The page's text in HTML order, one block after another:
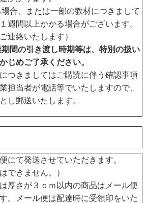
場合、または一部の教材につきまして
週間以上かかる場合がございます。
連絡いたします）
間の引き渡し時期等は、特別の扱い
じめご了承ください。
つきましてはご購読に伴う確認事項
担当者が電話等でいたしますので、
し郵送いたします。
にて発送させていただきます。
できません。）
厚さが３ｃｍ以内の商品はメール便
。メール便は配達時に受領印をいた